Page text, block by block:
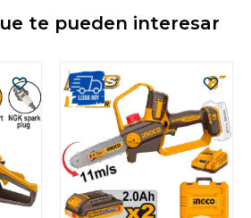
te pueden interesar